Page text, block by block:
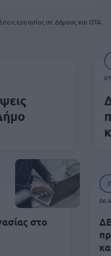
εργασίας σε Δήμους και ΟΤΑ
στο
06